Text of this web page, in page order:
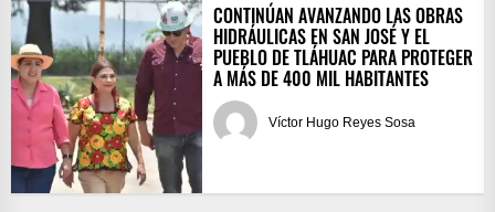
CONTINÚAN AVANZANDO LAS OBRAS
HIDRÁULICAS EN SAN JOSÉ Y EL
PUEBLO DE TLÁHUAC PARA PROTEGER
A MÁS DE 400 MIL HABITANTES
Víctor Hugo Reyes Sosa